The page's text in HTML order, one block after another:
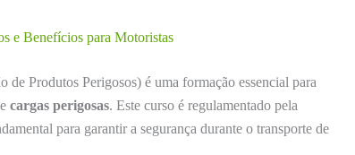
e Benefícios para Motoristas
de Produtos Perigosos) é uma formação essencial para
cargas perigosas. Este curso é regulamentado pela
para garantir a segurança durante o transporte de